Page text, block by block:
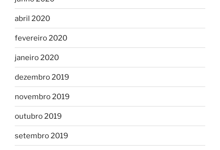
abril 2020
fevereiro 2020
janeiro 2020
dezembro 2019
novembro 2019
outubro 2019
setembro 2019